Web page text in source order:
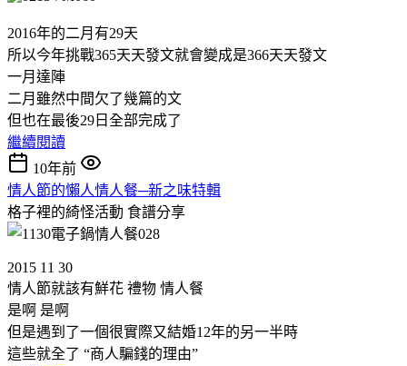
2016年的二月有29天
所以今年挑戰365天天發文就會變成是366天天發文
一月達陣
二月雖然中間欠了幾篇的文
但也在最後29日全部完成了
繼續閱讀
10年前
情人節的懶人情人餐─新之味特輯
格子裡的綺怪活動 食譜分享
2015 11 30
情人節就該有鮮花 禮物 情人餐
是啊 是啊
但是遇到了一個很實際又結婚12年的另一半時
這些就全了 “商人騙錢的理由”